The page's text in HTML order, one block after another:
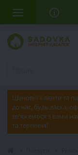
Шановні клієнти та
до нас, будь ласка,
зв'яжемося з вами
та терпіння!